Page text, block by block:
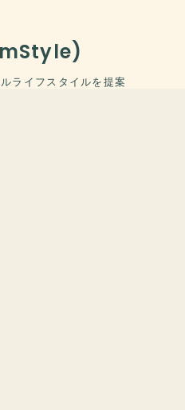
ライフスタイルを提案